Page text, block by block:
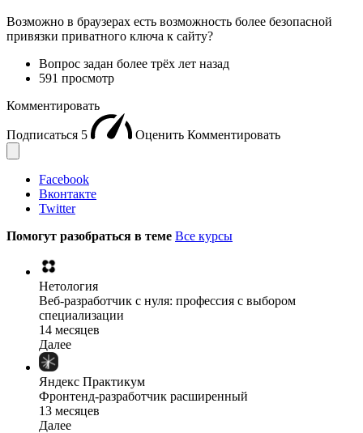
Возможно в браузерах есть возможность более безопасной
привязки приватного ключа к сайту?
Вопрос задан более трёх лет назад
591 просмотр
Комментировать
Подписаться 5 Оценить Комментировать
Facebook
Вконтакте
Twitter
Помогут разобраться в теме Все курсы
Нетология
Веб-разработчик с нуля: профессия с выбором
специализации
14 месяцев
Далее
Яндекс Практикум
Фронтенд-разработчик расширенный
13 месяцев
Далее